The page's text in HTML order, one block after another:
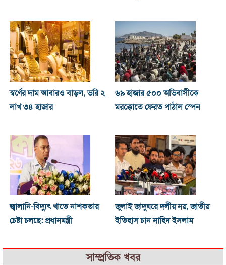
স্বর্ণের দাম আবারও বাড়ল, ভরি ২
লাখ ৩৪ হাজার
৬৯ হাজার ৫০০ অভিবাসীকে
মরক্কোতে ফেরত পাঠাল স্পেন
জ্বালানি-বিদ্যুৎ খাতে নাশকতার
চেষ্টা চলছে: প্রধানমন্ত্রী
জুলাই জাদুঘরে দলীয় নয়, জাতীয়
ইতিহাস চান নাহিদ ইসলাম
সাম্প্রতিক খবর